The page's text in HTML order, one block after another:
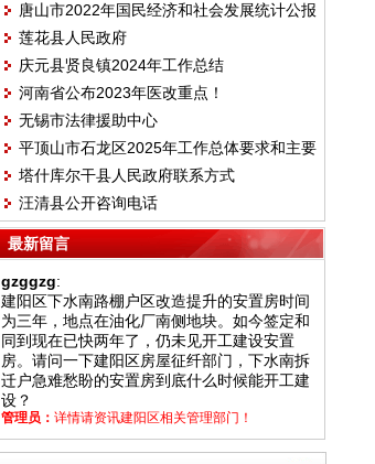
唐山市2022年国民经济和社会发展统计公报
莲花县人民政府
庆元县贤良镇2024年工作总结
河南省公布2023年医改重点！
无锡市法律援助中心
平顶山市石龙区2025年工作总体要求和主要
目标
塔什库尔干县人民政府联系方式
汪清县公开咨询电话
最新留言
gzggzg:
建阳区下水南路棚户区改造提升的安置房时间
为三年，地点在油化厂南侧地块。如今签定和
同到现在已快两年了，仍未见开工建设安置
房。请问一下建阳区房屋征纤部门，下水南拆
迁户急难愁盼的安置房到底什么时候能开工建
设？
管理员： 详情请资讯建阳区相关管理部门！